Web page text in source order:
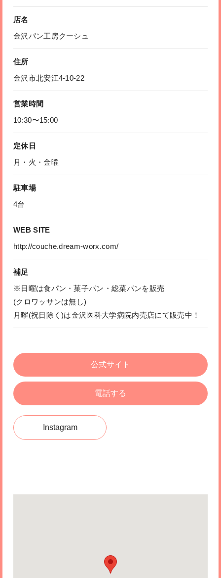
店名
金沢パン工房クーシュ
住所
金沢市北安江4-10-22
営業時間
10:30〜15:00
定休日
月・火・金曜
駐車場
4台
WEB SITE
http://couche.dream-worx.com/
補足
※日曜は食パン・菓子パン・総菜パンを販売
(クロワッサンは無し)
月曜(祝日除く)は金沢医科大学病院内売店にて販売中！
公式サイト
電話する
Instagram